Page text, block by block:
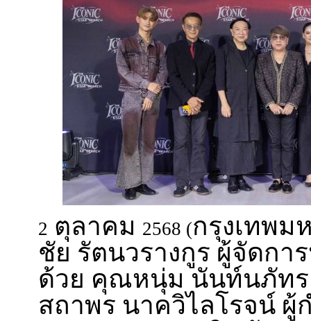
2 ตุลาคม 2568 (กรุงเทพม
ชัย รัตนวรางกูร ผู้จัดกา
ด้วย คุณหนุ่ม นันท์นภัทร
สถาพร นาควิไลโรจน์